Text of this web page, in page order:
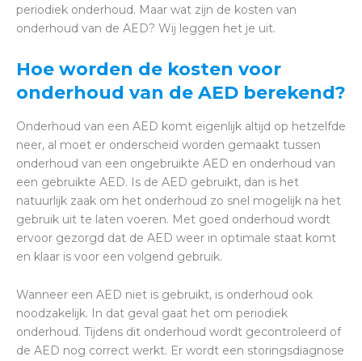
periodiek onderhoud. Maar wat zijn de kosten van
onderhoud van de AED? Wij leggen het je uit.
Hoe worden de kosten voor
onderhoud van de AED berekend?
Onderhoud van een AED komt eigenlijk altijd op hetzelfde
neer, al moet er onderscheid worden gemaakt tussen
onderhoud van een ongebruikte AED en onderhoud van
een gebruikte AED. Is de AED gebruikt, dan is het
natuurlijk zaak om het onderhoud zo snel mogelijk na het
gebruik uit te laten voeren. Met goed onderhoud wordt
ervoor gezorgd dat de AED weer in optimale staat komt
en klaar is voor een volgend gebruik.
Wanneer een AED niet is gebruikt, is onderhoud ook
noodzakelijk. In dat geval gaat het om periodiek
onderhoud. Tijdens dit onderhoud wordt gecontroleerd of
de AED nog correct werkt. Er wordt een storingsdiagnose